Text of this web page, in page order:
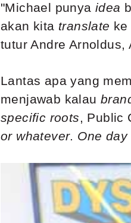
"Michael punya idea
akan kita translate ke
tutur Andre Arnoldus,
Lantas apa yang
menjawab kalau
specific roots, Public
or whatever. One day